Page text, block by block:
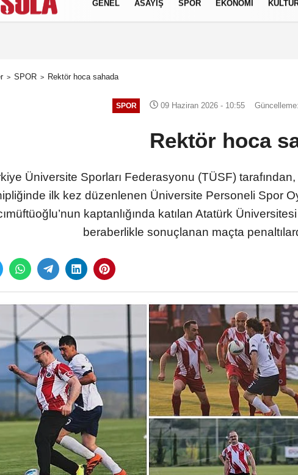
Gizlilik Politikası
GENEL ASAYİŞ SPOR EKONOMİ
SPOR Rektör hoca sahada
SPOR 09 Haziran 2026 - 10:55
Rektör hoca
Üniversite Sporları Federasyonu (TÜSF)
ilk kez düzenlenen Üniversite Personeli Spor
kaptanlığında katılan Atatürk
beraberlikle sonuçlanan maçta